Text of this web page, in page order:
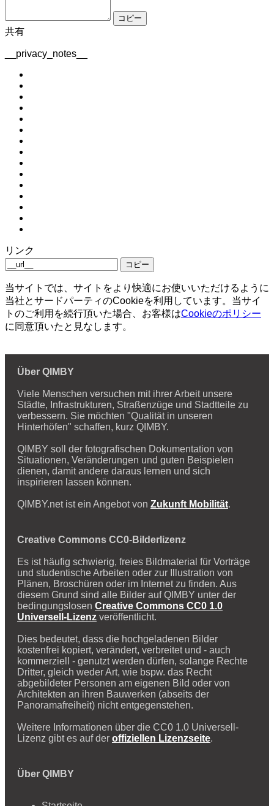
コピー
共有
__privacy_notes__
リンク
コピー
当サイトでは、サイトをより快適にお使いいただけるように
当社とサードパーティのCookieを利用しています。当サイ
トのご利用を続行頂いた場合、お客様はCookieのポリシー
に同意頂いたと見なします。
Über QIMBY
Viele Menschen versuchen mit ihrer Arbeit unsere
Städte, Infrastrukturen, Straßenzüge und Stadtteile zu
verbessern. Sie möchten "Qualität in unseren
Hinterhöfen" schaffen, kurz QIMBY.
QIMBY soll der fotografischen Dokumentation von
Situationen, Veränderungen und guten Beispielen
dienen, damit andere daraus lernen und sich
inspirieren lassen können.
QIMBY.net ist ein Angebot von Zukunft Mobilität.
Creative Commons CC0-Bilderlizenz
Es ist häufig schwierig, freies Bildmaterial für Vorträge
und studentische Arbeiten oder zur Illustration von
Plänen, Broschüren oder im Internet zu finden. Aus
diesem Grund sind alle Bilder auf QIMBY unter der
bedingungslosen Creative Commons CC0 1.0
Universell-Lizenz veröffentlicht.
Dies bedeutet, dass die hochgeladenen Bilder
kostenfrei kopiert, verändert, verbreitet und - auch
kommerziell - genutzt werden dürfen, solange Rechte
Dritter, gleich weder Art, wie bspw. das Recht
abgebildeter Personen am eigenen Bild oder von
Architekten an ihren Bauwerken (abseits der
Panoramafreiheit) nicht entgegenstehen.
Weitere Informationen über die CC0 1.0 Universell-
Lizenz gibt es auf der offiziellen Lizenzseite.
Über QIMBY